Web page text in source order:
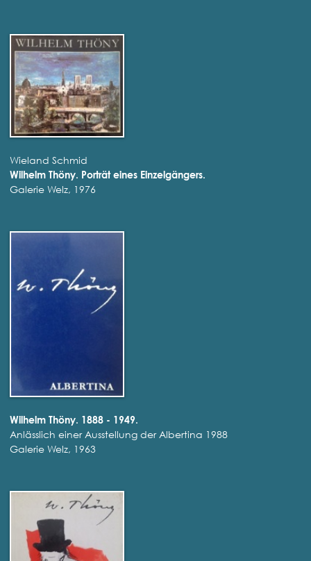
Wieland Schmid
Wilhelm Thöny. Porträt eines Einzelgängers.
Galerie Welz, 1976
Wilhelm Thöny. 1888 - 1949.
Anlässlich einer Ausstellung der Albertina 1988
Galerie Welz, 1963